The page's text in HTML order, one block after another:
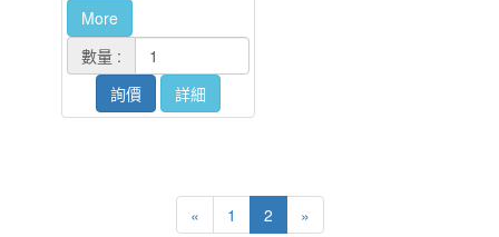
More
數量 :
詢價
詳細
« 1 2 »